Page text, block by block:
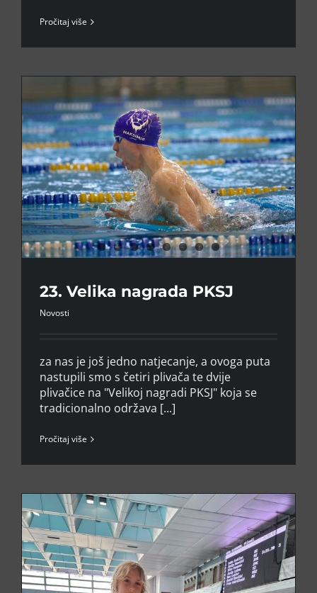
Pročitaj više
23. Velika nagrada PKSJ
Novosti
za nas je još jedno natjecanje, a ovoga puta
nastupili smo s četiri plivača te dvije
plivačice na "Velikoj nagradi PKSJ" koja se
tradicionalno održava [...]
Pročitaj više